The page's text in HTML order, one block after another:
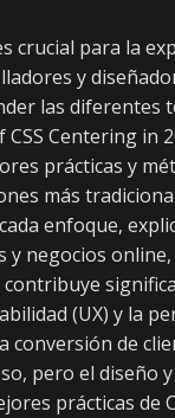
crucial para la
y
las diferentes
Centering in
prácticas y
más
enfoque,
negocios
(UX) y la
de
pero el diseño
prácticas de